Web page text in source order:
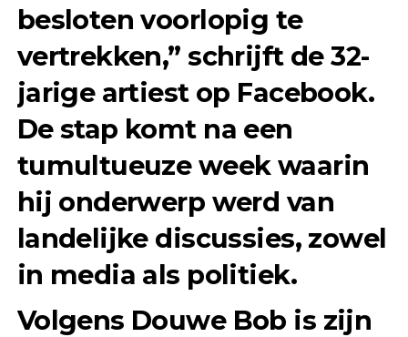
besloten voorlopig te
vertrekken,” schrijft de 32-
jarige artiest op Facebook.
De stap komt na een
tumultueuze week waarin
hij onderwerp werd van
landelijke discussies, zowel
in media als politiek.
Volgens Douwe Bob is zijn